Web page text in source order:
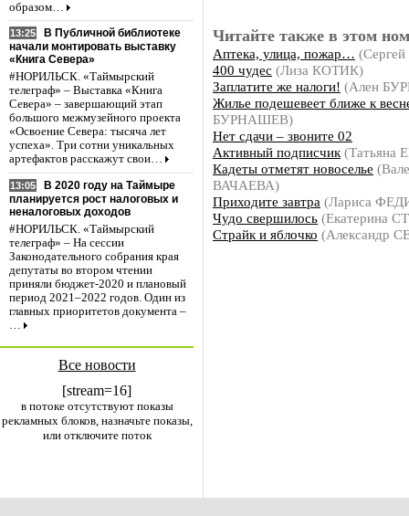
образом…
13:25
В Публичной библиотеке
начали монтировать выставку
«Книга Севера»
#НОРИЛЬСК. «Таймырский
телеграф» – Выставка «Книга
Севера» – завершающий этап
большого межмузейного проекта
«Освоение Севера: тысяча лет
успеха». Три сотни уникальных
артефактов расскажут свои…
13:05
В 2020 году на Таймыре
планируется рост налоговых и
неналоговых доходов
#НОРИЛЬСК. «Таймырский
телеграф» – На сессии
Законодательного собрания края
депутаты во втором чтении
приняли бюджет-2020 и плановый
период 2021–2022 годов. Один из
главных приоритетов документа –
…
Все новости
[stream=16]
в потоке отсутствуют показы
рекламных блоков, назначьте показы,
или отключите поток
Читайте также в этом
Аптека, улица, пожар…
400 чудес (Лиза КОТИК)
Заплатите же налоги! (Ален
Жилье подешевеет ближе к
БУРНАШЕВ)
Нет сдачи – звоните 02
Активный подписчик
Кадеты отметят новоселье
ВАЧАЕВА)
Приходите завтра (Лариса
Чудо свершилось (Екатерина
Страйк и яблочко (Александр